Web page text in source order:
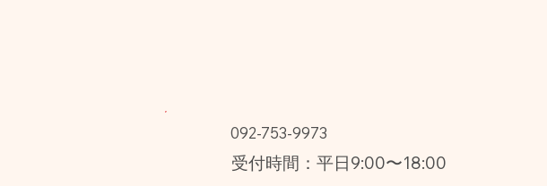
092-753-9973
受付時間：平日9:00〜18:00